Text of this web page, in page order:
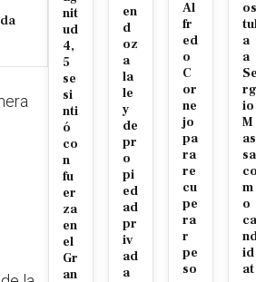
nit
ud
4,
5
se
si
nti
ó
co
n
fu
er
za
en
el
Gr
an
en
d
oz
a
la
le
y
de
pr
o
pi
ed
ad
pr
iv
ad
a
Al
fr
ed
o
C
or
ne
jo
pa
ra
re
cu
pe
ra
r
pe
so
os
a
a
Se
rg
io
M
as
sa
co
m
o
ca
id
at